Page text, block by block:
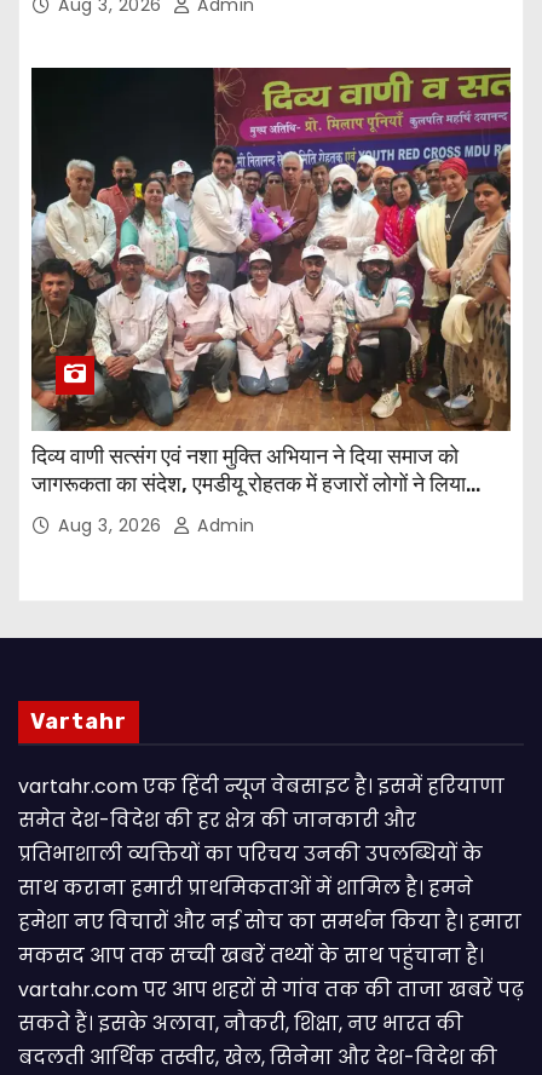
दिव्य वाणी सत्संग एवं नशा मुक्ति अभियान ने दिया समाज को
जागरूकता का संदेश, एमडीयू रोहतक में हजारों लोगों ने लिया
संकल्पAug 3, 2026 Admin
Vartahr
vartahr.com एक हिंदी न्यूज वेबसाइट है। इसमें हरियाणा
समेत देश-विदेश की हर क्षेत्र की जानकारी और
प्रतिभाशाली व्यक्तियों का परिचय उनकी उपलब्धियों के
साथ कराना हमारी प्राथमिकताओं में शामिल है। हमने
हमेशा नए विचारों और नई सोच का समर्थन किया है। हमारा
मकसद आप तक सच्ची खबरें तथ्यों के साथ पहुंचाना है।
vartahr.com पर आप शहरों से गांव तक की ताजा खबरें पढ़
सकते हैं। इसके अलावा, नौकरी, शिक्षा, नए भारत की
बदलती आर्थिक तस्वीर, खेल, सिनेमा और देश-विदेश की